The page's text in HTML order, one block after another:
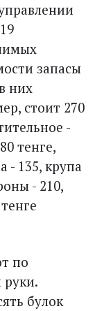
запасы
них
стоит 270
-
тенге,
- 135, крупа
- 210,
по
булок